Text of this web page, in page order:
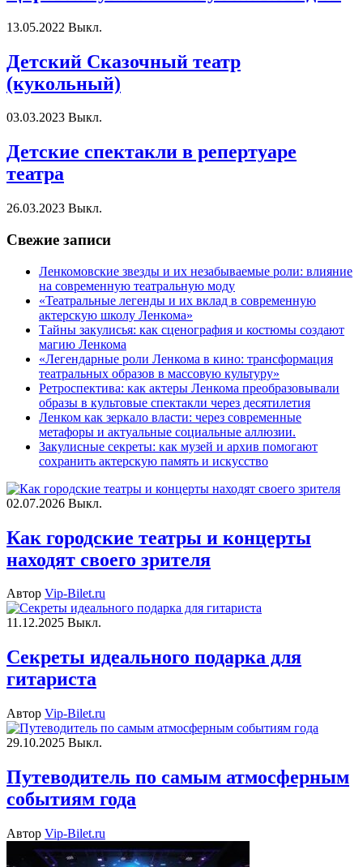
13.05.2022 Выкл.
Детский Сказочный театр
(кукольный)
03.03.2023 Выкл.
Детские спектакли в репертуаре
театра
26.03.2023 Выкл.
Свежие записи
Ленкомовские звезды и их незабываемые роли: влияние
на современную театральную моду
«Театральные легенды и их вклад в современную
актерскую школу Ленкома»
Тайны закулисья: как сценография и костюмы создают
магию Ленкома
«Легендарные роли Ленкома в кино: трансформация
театральных образов в массовую культуру»
Ретроспектива: как актеры Ленкома преобразовывали
образы в культовые спектакли через десятилетия
Ленком как зеркало власти: через современные
метафоры и актуальные социальные аллюзии.
Закулисные секреты: как музей и архив помогают
сохранить актерскую память и искусство
02.07.2026 Выкл.
Как городские театры и концерты
находят своего зрителя
Автор Vip-Bilet.ru
11.12.2025 Выкл.
Секреты идеального подарка для
гитариста
Автор Vip-Bilet.ru
29.10.2025 Выкл.
Путеводитель по самым атмосферным
событиям года
Автор Vip-Bilet.ru